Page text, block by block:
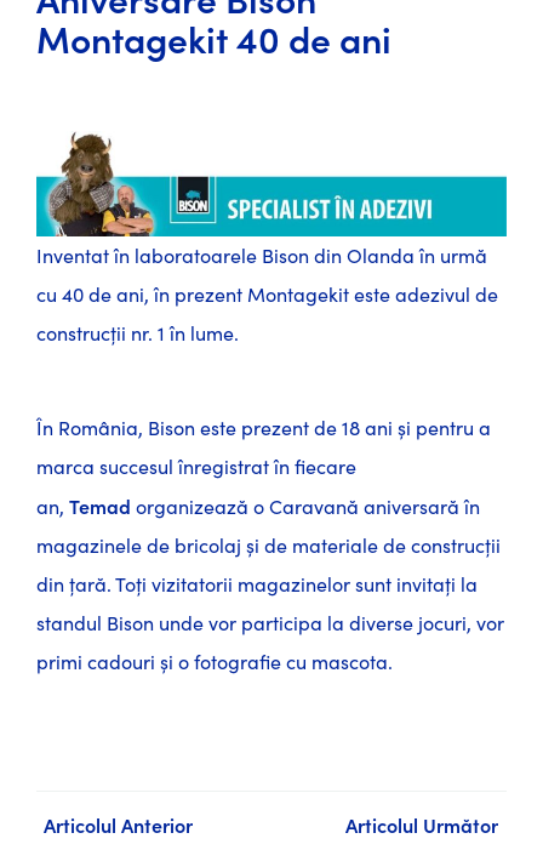
Montagekit 40 de ani
Inventat în laboratoarele Bison din Olanda în urmă
cu 40 de ani, în prezent Montagekit este adezivul de
construcții nr. 1 în lume.
În România, Bison este prezent de 18 ani și pentru a
marca succesul înregistrat în fiecare
an, Temad organizează o Caravană aniversară în
magazinele de bricolaj și de materiale de construcții
din țară. Toți vizitatorii magazinelor sunt invitați la
standul Bison unde vor participa la diverse jocuri, vor
primi cadouri și o fotografie cu mascota.
Articolul Anterior Articolul Următor